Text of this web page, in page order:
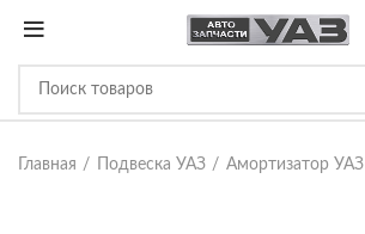
Главная Подвеска УАЗ Амортизатор УАЗ